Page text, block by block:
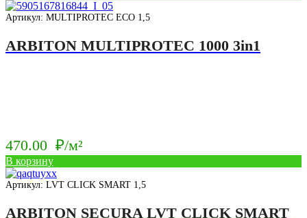
Артикул: MULTIPROTEC ECO 1,5
ARBITON MULTIPROTEC 1000 3in1
470.00 ₽/м²
В корзину
Артикул: LVT CLICK SMART 1,5
ARBITON SECURA LVT CLICK SMART